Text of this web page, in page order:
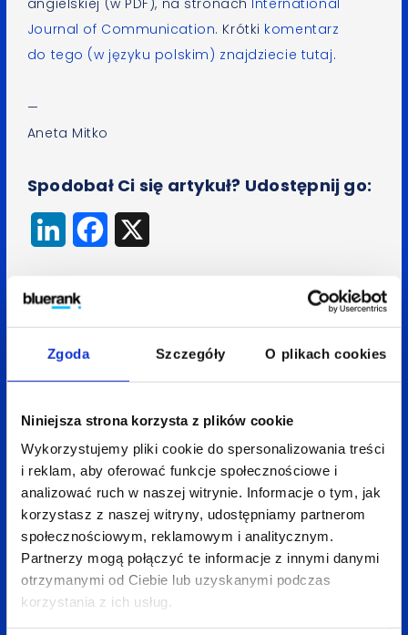
Zgoda Szczegóły O plikach cookies
Niniejsza strona korzysta z plików cookie
Wykorzystujemy pliki cookie do spersonalizowania treści
i reklam, aby oferować funkcje społecznościowe i
analizować ruch w naszej witrynie. Informacje o tym, jak
korzystasz z naszej witryny, udostępniamy partnerom
społecznościowym, reklamowym i analitycznym.
Partnerzy mogą połączyć te informacje z innymi danymi
otrzymanymi od Ciebie lub uzyskanymi podczas
korzystania z ich usług.
angielskiej (w PDF), na stronach International
Journal of Communication. Krótki komentarz
do tego (w języku polskim) znajdziecie tutaj.
—
Aneta Mitko
Spodobał Ci się artykuł? Udostępnij go:
LinkedInFacebook
Wróć do bloga
Zobacztakże: